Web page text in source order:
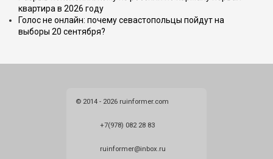
квартира в 2026 году
Голос не онлайн: почему севастопольцы пойдут на
выборы 20 сентября?
© 2014 - 2026 ruinformer.com
+7(978) 082 28 83
ruinformer@inbox.ru